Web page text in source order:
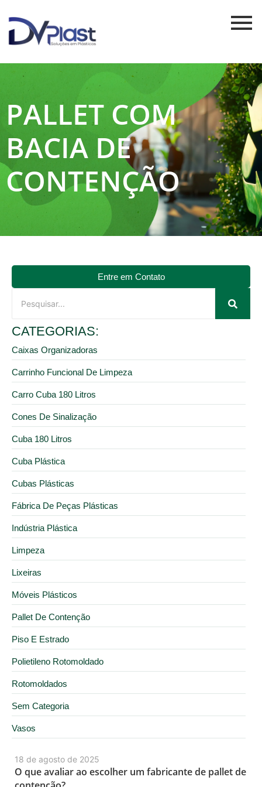
PALLET COM
BACIA DE
CONTENÇÃO
18 de agosto de 2025
O que avaliar ao escolher um fabricante de pallet de
Entre em Contato
CATEGORIAS:
Caixas Organizadoras
Carrinho Funcional De Limpeza
Carro Cuba 180 Litros
Cones De Sinalização
Cuba 180 Litros
Cuba Plástica
Cubas Plásticas
Fábrica De Peças Plásticas
Indústria Plástica
Limpeza
Lixeiras
Móveis Plásticos
Pallet De Contenção
Piso E Estrado
Polietileno Rotomoldado
Rotomoldados
Sem Categoria
Vasos